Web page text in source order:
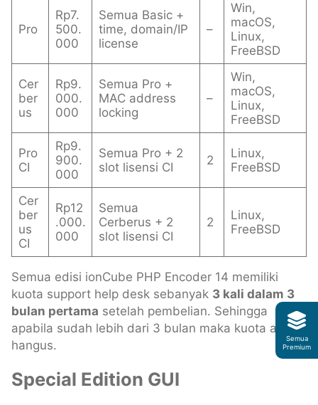
Pro
Rp7.
500.
000
Semua Basic +
time, domain/IP
license
–
Win,
macOS,
Linux,
FreeBSD
Cer
ber
us
Rp9.
000.
000
Semua Pro +
MAC address
locking
–
Win,
macOS,
Linux,
FreeBSD
Pro
CI
Rp9.
900.
000
Semua Pro + 2
slot lisensi CI
2
Linux,
FreeBSD
Cer
ber
us
CI
Rp12
.000.
000
Semua
Cerberus + 2
slot lisensi CI
2
Linux,
FreeBSD
Semua edisi ionCube PHP Encoder 14 memiliki
kuota support help desk sebanyak 3 kali dalam 3
bulan pertama setelah pembelian. Sehingga
apabila sudah lebih dari 3 bulan maka kuota akan
hangus.
Special Edition GUI
Semua
Premium